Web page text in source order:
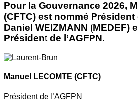
Pour la Gouvernance 2026,
(CFTC) est nommé Président
Daniel WEIZMANN (MEDEF)
Président de l’AGFPN.
Manuel LECOMTE (CFTC)
Président de l’AGFPN